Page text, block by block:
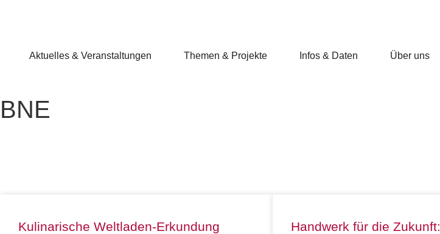
Aktuelles & Veranstaltungen Themen & Projekte Infos & Daten Über uns
BNE
Kulinarische Weltladen-Erkundung
Handwerk für die Zukunft: